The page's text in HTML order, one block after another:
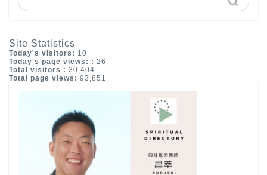
Site Statistics
Today's visitors: 10
Today's page views: : 26
Total visitors : 30,404
Total page views: 93,851